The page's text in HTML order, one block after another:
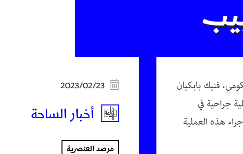
أخبار الساحة
مرصد العنصرية
فنيك بابكيان
جراحية في
هذه العملية